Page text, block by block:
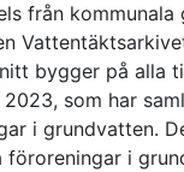
från
bygger på alla
som har
i grundvatten.
föroreningar i